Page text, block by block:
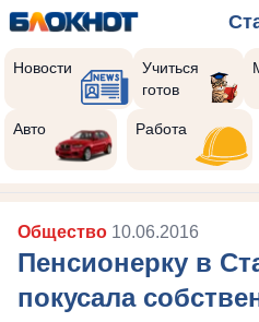
Новости
Учиться
готов
Авто Работа
Общество 10.06.2016
Пенсионерку в
покусала